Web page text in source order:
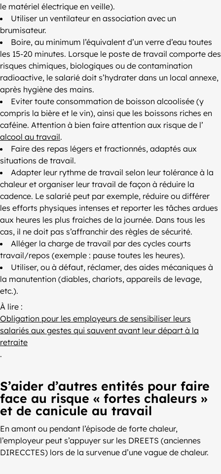
le matériel électrique en veille).
Utiliser un ventilateur en association avec un
brumisateur.
Boire, au minimum l’équivalent d’un verre d’eau toutes
les 15-20 minutes. Lorsque le poste de travail comporte des
risques chimiques, biologiques ou de contamination
radioactive, le salarié doit s’hydrater dans un local annexe,
après hygiène des mains.
Eviter toute consommation de boisson alcoolisée (y
compris la bière et le vin), ainsi que les boissons riches en
caféine. Attention à bien faire attention aux risque de l’
alcool au travail.
Faire des repas légers et fractionnés, adaptés aux
situations de travail.
Adapter leur rythme de travail selon leur tolérance à la
chaleur et organiser leur travail de façon à réduire la
cadence. Le salarié peut par exemple, réduire ou différer
les efforts physiques intenses et reporter les tâches ardues
aux heures les plus fraiches de la journée. Dans tous les
cas, il ne doit pas s’affranchir des règles de sécurité.
Alléger la charge de travail par des cycles courts
travail/repos (exemple : pause toutes les heures).
Utiliser, ou à défaut, réclamer, des aides mécaniques à
la manutention (diables, chariots, appareils de levage,
etc.).
À lire :
Obligation pour les employeurs de sensibiliser leurs
salariés aux gestes qui sauvent avant leur départ à la
retraite
.
S’aider d’autres entités pour faire
face au risque « fortes chaleurs »
et de canicule au travail
En amont ou pendant l’épisode de forte chaleur,
l’employeur peut s’appuyer sur les DREETS (anciennes
DIRECCTES) lors de la survenue d’une vague de chaleur.